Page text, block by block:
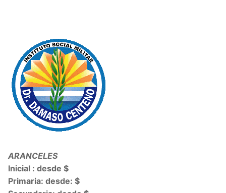
ARANCELES
Inicial : desde $
Primaria: desde: $